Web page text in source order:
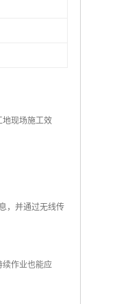
地现场施工效
，并通过无线传
续作业也能应